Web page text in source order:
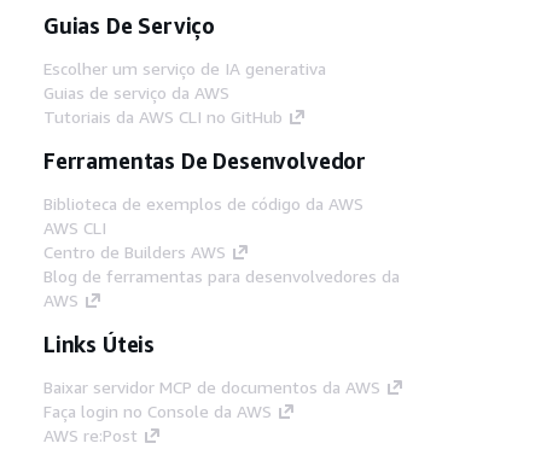
Guias De Serviço
Escolher um serviço de IA generativa
Guias de serviço da AWS
Tutoriais da AWS CLI no GitHub
Ferramentas De Desenvolvedor
Biblioteca de exemplos de código da AWS
AWS CLI
Centro de Builders AWS
Blog de ferramentas para desenvolvedores da
AWS
Links Úteis
Baixar servidor MCP de documentos da AWS
Faça login no Console da AWS
AWS re:Post